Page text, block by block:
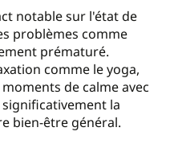
notable sur l'état de
problèmes comme
prématuré.
comme le yoga,
de calme avec
la
bien-être général.